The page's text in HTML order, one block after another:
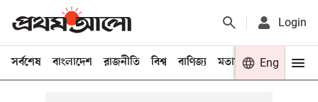
Login
সর্বশেষ বাংলাদেশ রাজনীতি বিশ্ব বাণিজ্য মতামত খেলা
Eng